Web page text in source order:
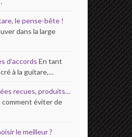
le pense-bête !
dans la large
d’accords En tant
à la guitare,…
recues, produits…
éviter de
le meilleur ?